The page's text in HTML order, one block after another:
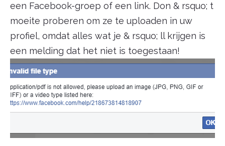
een Facebook-groep of een link. Don & rsquo; t
moeite proberen om ze te uploaden in uw
profiel, omdat alles wat je & rsquo; ll krijgen is
een melding dat het niet is toegestaan!